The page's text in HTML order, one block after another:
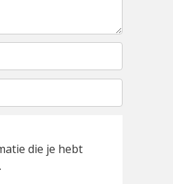
die je hebt